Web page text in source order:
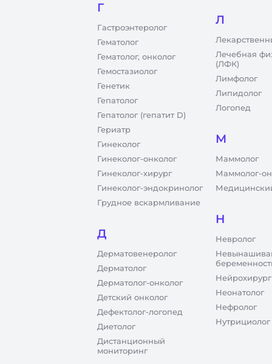
Г
Гастроэнтеролог
Гематолог
Гематолог, онколог
Гемостазиолог
Генетик
Гепатолог
Гепатолог (гепатит D)
Гериатр
Гинеколог
Гинеколог-онколог
Гинеколог-хирург
Гинеколог-эндокринолог
Грудное вскармливание
Д
Дерматовенеролог
Дерматолог
Дерматолог-онколог
Детский онколог
Дефектолог-логопед
Диетолог
Дистанционный
мониторинг
Л
Лечебная
(ЛФК)
Лимфолог
Липидолог
Логопед
М
Маммолог
Маммолог-
Н
Невролог
Нейрохирург
Неонатолог
Нефролог
Нутрициолог